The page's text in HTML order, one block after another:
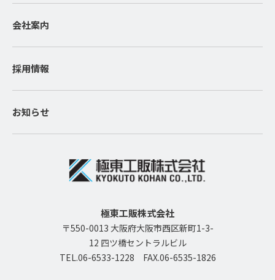
会社案内
採用情報
お知らせ
極東工販株式会社
〒550-0013 大阪府大阪市西区新町1-3-
12 四ツ橋セントラルビル
TEL.06-6533-1228
FAX.06-6535-1826